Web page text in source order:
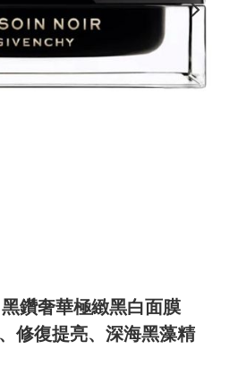
鑽奢華極緻黑白面膜
修復提亮、深海黑藻精